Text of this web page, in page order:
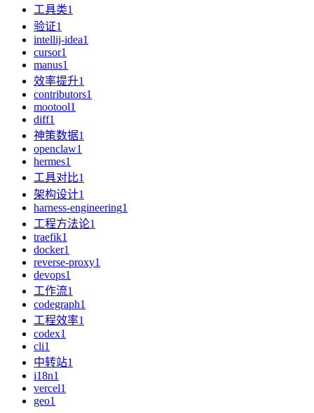
工具类1
验证1
intellij-idea1
cursor1
manus1
效率提升1
contributors1
mootool1
diff1
神策数据1
openclaw1
hermes1
工具对比1
架构设计1
harness-engineering1
工程方法论1
traefik1
docker1
reverse-proxy1
devops1
工作流1
codegraph1
工程效率1
codex1
cli1
中转站1
i18n1
vercel1
geo1